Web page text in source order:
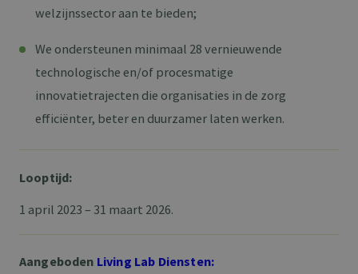
welzijnssector aan te bieden;
We ondersteunen minimaal 28 vernieuwende
technologische en/of procesmatige
innovatietrajecten die organisaties in de zorg
efficiënter, beter en duurzamer laten werken.
Looptijd:
1 april 2023 – 31 maart 2026.
Aangeboden Living Lab Diensten: